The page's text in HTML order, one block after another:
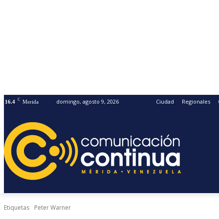
16.4 C Merida domingo, agosto 9, 2026 Ciudad Regionales
Etiquetas Peter Warner